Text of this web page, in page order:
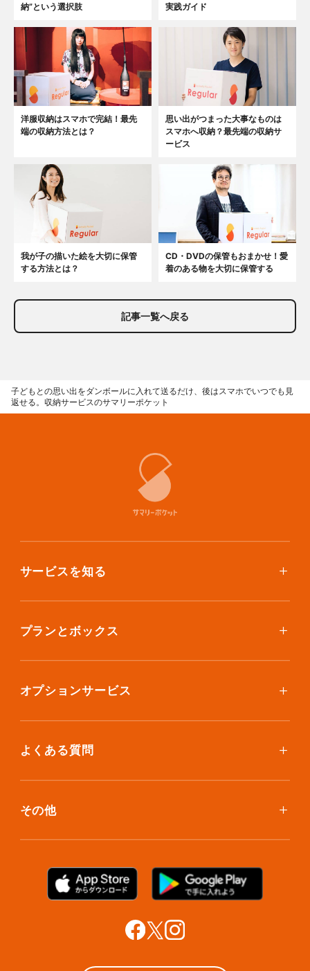
納”という選択肢
実践ガイド
洋服収納はスマホで完結！最先
端の収納方法とは？
思い出がつまった大事なものは
スマホへ収納？最先端の収納サ
ービス
我が子の描いた絵を大切に保管
する方法とは？
CD・DVDの保管もおまかせ！愛
着のある物を大切に保管する
記事一覧へ戻る
子どもとの思い出をダンボールに入れて送るだけ、後はスマホでいつでも見
返せる。収納サービスのサマリーポケット
サービスを知る
使い方
ご利用料金
集荷について
ご利用者の声
プラン診断
プランとボックス
スタンダードプラン
エコノミープラン
大型アイテムプラン
オプションサービス
おしゃれ着保管
無酸素保管
シューズリペア
よくある質問
ボックスのお取り寄せ
お預け入れ(集荷)
その他
サマリーポケットカード
お知らせ・メディア情報
お問い合わせ
法人利用をご検討の方へ